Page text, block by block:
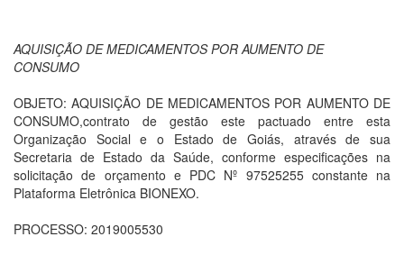
AQUISIÇÃO DE MEDICAMENTOS POR AUMENTO DE
CONSUMO
OBJETO: AQUISIÇÃO DE MEDICAMENTOS POR AUMENTO DE
CONSUMO,contrato de gestão este pactuado entre esta
Organização Social e o Estado de Goiás, através de sua
Secretaria de Estado da Saúde, conforme especificações na
solicitação de orçamento e PDC Nº 97525255 constante na
Plataforma Eletrônica BIONEXO.
PROCESSO: 2019005530